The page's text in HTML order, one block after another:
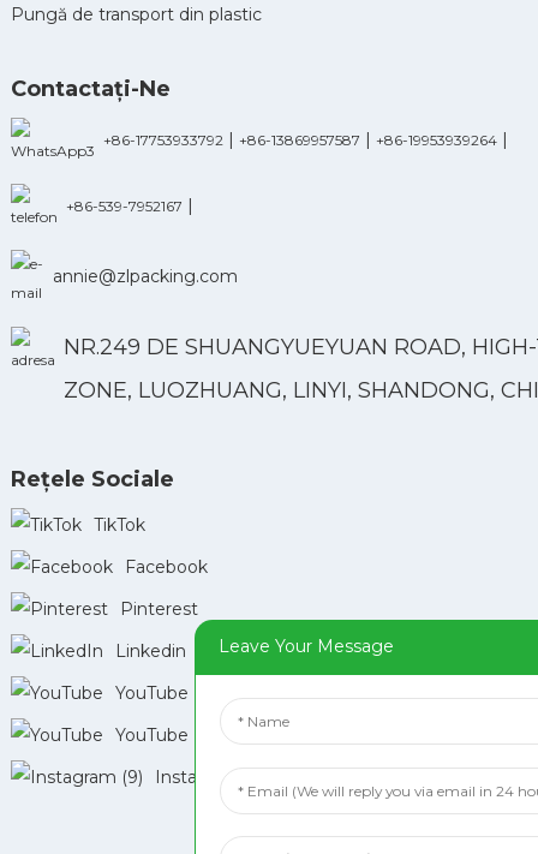
Pungă de transport din plastic
Contactaţi-Ne
+86-17753933792| +86-13869957587 | +86-19953939264|
+86-539-7952167 |
annie@zlpacking.com
NR.249 DE SHUANGYUEYUAN ROAD,
ZONE, LUOZHUANG, LINYI, SHANDONG,
Rețele Sociale
TikTok
Facebook
Pinterest
Linkedin
YouTube
YouTube
Instagram
Leave Your Message